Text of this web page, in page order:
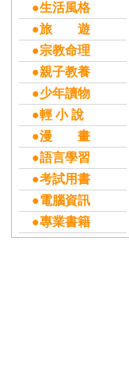
●生活風格
●旅 遊
●宗教命理
●親子教養
●少年讀物
●輕 小 說
●漫 畫
●語言學習
●考試用書
●電腦資訊
●專業書籍